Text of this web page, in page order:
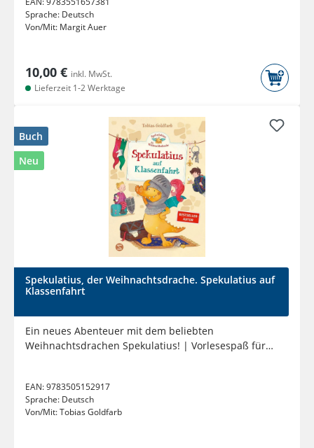
Sprache: Deutsch
Von/Mit: Margit Auer
10,00 € inkl. MwSt.
Lieferzeit 1-2 Werktage
Buch
Neu
Spekulatius, der Weihnachtsdrache. Spekulatius auf
Klassenfahrt
Ein neues Abenteuer mit dem beliebten
Weihnachtsdrachen Spekulatius! | Vorlesespaß für
EAN:9783505152917
Sprache: Deutsch
Von/Mit:Tobias Goldfarb